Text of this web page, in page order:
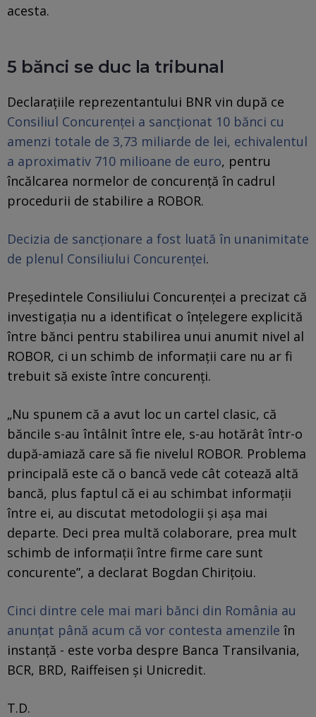
acesta.
5 bănci se duc la tribunal
Declarațiile reprezentantului BNR vin după ce
Consiliul Concurenței a sancționat 10 bănci cu
amenzi totale de 3,73 miliarde de lei, echivalentul
a aproximativ 710 milioane de euro, pentru
încălcarea normelor de concurență în cadrul
procedurii de stabilire a ROBOR.
Decizia de sancționare a fost luată în unanimitate
de plenul Consiliului Concurenței.
Președintele Consiliului Concurenței a precizat că
investigația nu a identificat o înțelegere explicită
între bănci pentru stabilirea unui anumit nivel al
ROBOR, ci un schimb de informații care nu ar fi
trebuit să existe între concurenți.
„Nu spunem că a avut loc un cartel clasic, că
băncile s-au întâlnit între ele, s-au hotărât într-o
după-amiază care să fie nivelul ROBOR. Problema
principală este că o bancă vede cât cotează altă
bancă, plus faptul că ei au schimbat informații
între ei, au discutat metodologii și aşa mai
departe. Deci prea multă colaborare, prea mult
schimb de informații între firme care sunt
concurente”, a declarat Bogdan Chirițoiu.
Cinci dintre cele mai mari bănci din România au
anunțat până acum că vor contesta amenzile în
instanță - este vorba despre Banca Transilvania,
BCR, BRD, Raiffeisen şi Unicredit.
T.D.